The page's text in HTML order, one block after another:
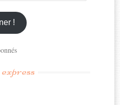
!
express